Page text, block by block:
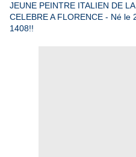
JEUNE PEINTRE ITALIEN DE
CELEBRE A FLORENCE - Né
1408!!